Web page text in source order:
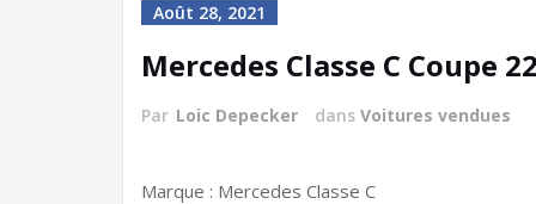
Août 28, 2021
Mercedes Classe C Coupe
Par Loic Depecker dans Voitures vendues
Marque : Mercedes Classe C